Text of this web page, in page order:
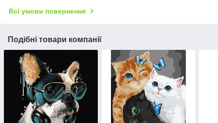
Всі умови повернення
Подібні товари компанії